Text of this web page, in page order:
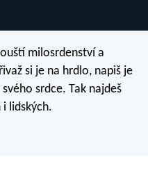
milosrdenství a
si je na hrdlo, napiš je
srdce. Tak najdeš
i lidských.